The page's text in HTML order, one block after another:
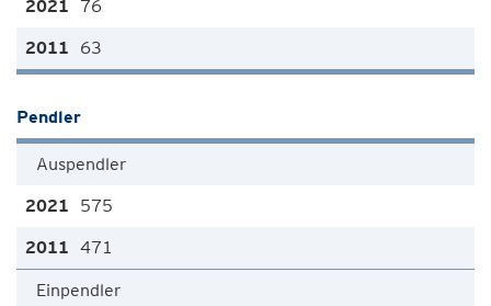
76
63
Pendler
Auspendler
575
471
Einpendler